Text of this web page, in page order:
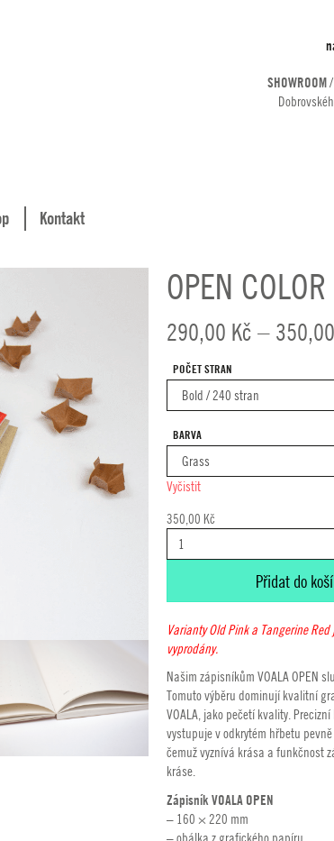
SHOWROOM
Kontakt
OPEN
290,00 Kč – 350,00
POČET STRAN
BARVA
Vyčistit
350,00 Kč
COLOR
Přidat do
Varianty Old Pink a Tangerine
vyprodány.
Našim zápisníkům VOALA OPEN
Tomuto výběru dominují kvalitní
VOALA, jako pečetí kvality.
vystupuje v odkrytém hřbetu
čemuž vyznívá krása a funkčnost
kráse.
Zápisník VOALA OPEN
– 160 × 220 mm
– obálka z grafického papíru